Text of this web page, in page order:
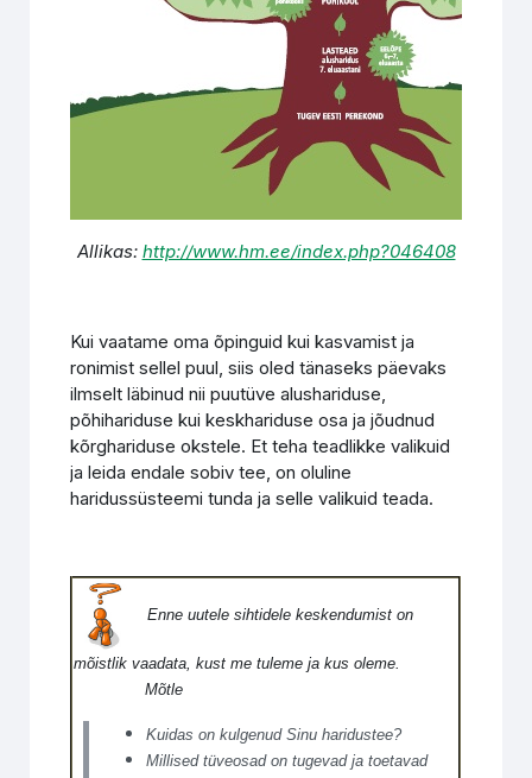
Allikas: http://www.hm.ee/index.php?046408
Kui vaatame oma õpinguid kui kasvamist ja
ronimist sellel puul, siis oled tänaseks päevaks
ilmselt läbinud nii puutüve alushariduse,
põhihariduse kui keskhariduse osa ja jõudnud
kõrghariduse okstele. Et teha teadlikke valikuid
ja leida endale sobiv tee, on oluline
haridussüsteemi tunda ja selle valikuid teada.
Enne uutele sihtidele keskendumist on
mõistlik vaadata, kust me tuleme ja kus oleme.
Mõtle
Kuidas on kulgenud Sinu haridustee?
Millised tüveosad on tugevad ja toetavad